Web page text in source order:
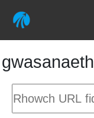
gwasanaeth